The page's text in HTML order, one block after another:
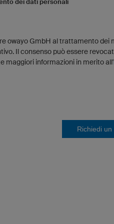
dei dati personali
owayo GmbH al trattamento dei
Il consenso può essere
maggiori informazioni in merito all'
Richiedi